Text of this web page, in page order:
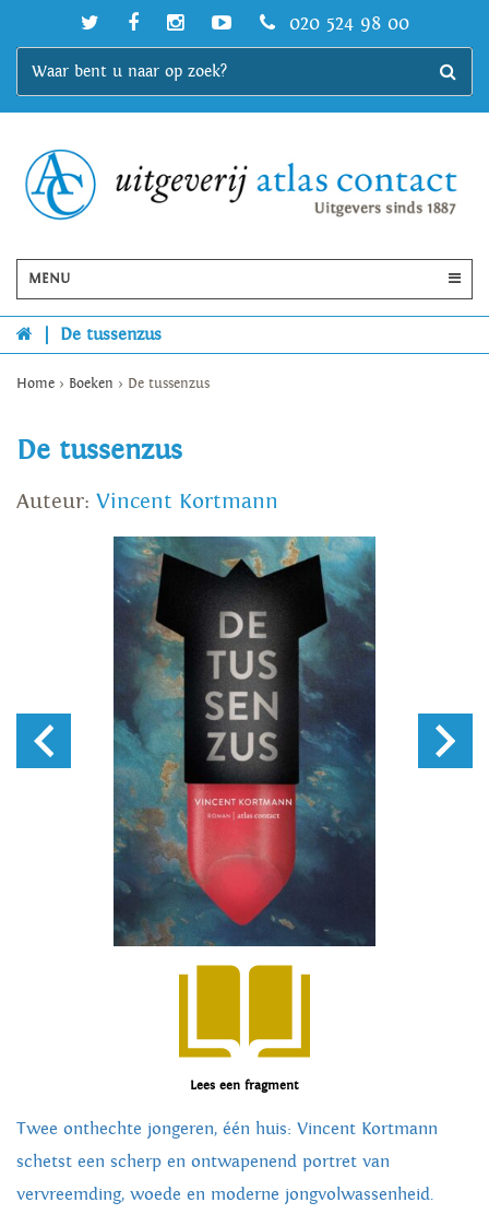
020 524 98 00
MENU
De tussenzus
Home > Boeken > De tussenzus
De tussenzus
Auteur: Vincent Kortmann
Lees een fragment
Twee onthechte jongeren, één huis: Vincent Kortmann
schetst een scherp en ontwapenend portret van
vervreemding, woede en moderne jongvolwassenheid.